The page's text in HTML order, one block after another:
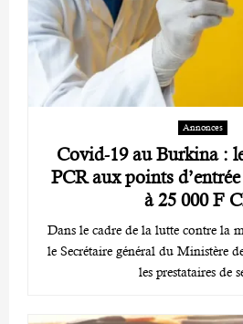
Annonces
Covid-19 au Burkina :
PCR aux points
à 25 000 F
Dans le cadre de la lutte contre la
le Secrétaire général du Ministère
les prestataires de